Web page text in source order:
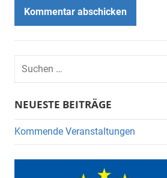
Suchen
nach:
NEUESTE BEITRÄGE
Kommende Veranstaltungen